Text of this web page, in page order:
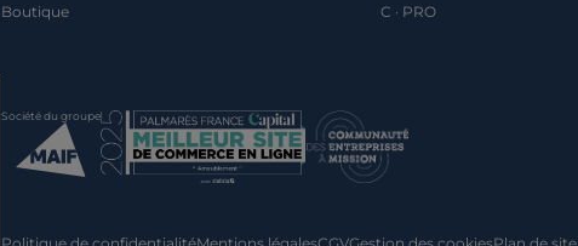
Boutique
C · PRO
Société du groupe